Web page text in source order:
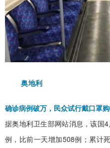
奥地利
确诊病例破万，民众试行戴口罩
据奥地利卫生部网站消息，该国4
例，比前一天增加508例；累计